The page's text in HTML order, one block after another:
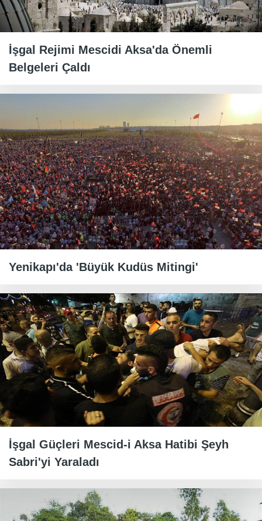
İşgal Rejimi Mescidi Aksa'da Önemli
Belgeleri Çaldı
Yenikapı'da 'Büyük Kudüs Mitingi'
İşgal Güçleri Mescid-i Aksa Hatibi Şeyh
Sabri'yi Yaraladı